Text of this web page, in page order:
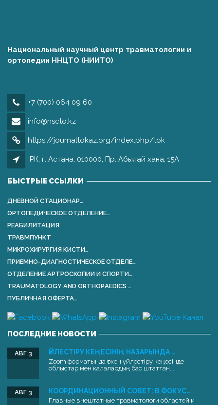
Национальный научный центр травматологии и
ортопедии ННЦТО (НИИТО)
+7 (700) 064 09 60
info@nscto.kz
https://journaltokaz.org/index.php/tok
РК, г. Астана, 010000, Пр. Абылай хана, 15А
БЫСТРЫЕ ССЫЛКИ
ДНЕВНОЙ СТАЦИОНАР…
ОРТОПЕДИЧЕСКОЕ ОТДЕЛЕНИЕ…
РЕАБИЛИТАЦИЯ
ТРАВМПУНКТ
МИКРОХИРУРГИЯ КИСТИ…
ПРИЕМНО-ДИАГНОСТИЧЕСКОЕ ОТДЕЛЕ…
ОТДЕЛЕНИЕ АРТРОСКОПИИ И СПОРТИ…
TRAUMATOLOGY AND ORTHOPАEDICS …
ПУБЛИЧНАЯ ОФЕРТА…
ПОСЛЕДНИЕ НОВОСТИ
ҮЙЛЕСТІРУ КЕҢЕСІНІҢ НАЗАРЫНДА …
АВГ 3
Zoom форматында өткен үйлестіру кеңесінде
облыстар мен қалалардың бас штаттан...
КООРДИНАЦИОННЫЙ СОВЕТ: В ФОКУС…
АВГ 3
Главные внештатные травматологи областей и